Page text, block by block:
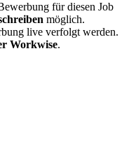
für diesen Job
möglich.
live verfolgt werden.
Workwise.